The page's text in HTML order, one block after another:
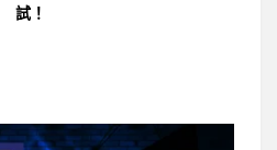
試！